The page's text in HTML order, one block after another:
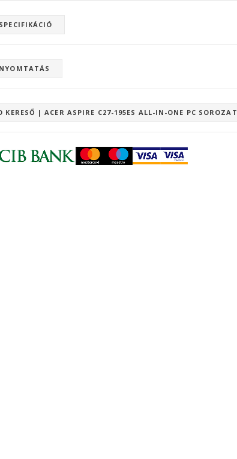
SPECIFIKÁCIÓ
NYOMTATÁS
KERESŐ | ACER ASPIRE C27-195ES ALL-IN-ONE PC SOROZAT